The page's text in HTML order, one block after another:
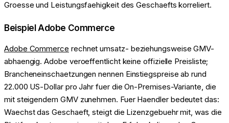
Groesse und Leistungsfaehigkeit des Geschaefts korreliert.
Beispiel Adobe Commerce
Adobe Commerce rechnet umsatz- beziehungsweise GMV-
abhaengig. Adobe veroeffentlicht keine offizielle Preisliste;
Brancheneinschaetzungen nennen Einstiegspreise ab rund
22.000 US-Dollar pro Jahr fuer die On-Premises-Variante, die
mit steigendem GMV zunehmen. Fuer Haendler bedeutet das:
Waechst das Geschaeft, steigt die Lizenzgebuehr mit, was die